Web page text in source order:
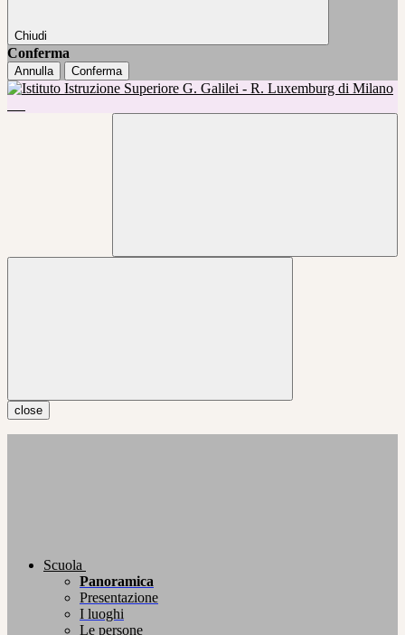
Chiudi
Conferma
Annulla Conferma
close
Scuola
Panoramica
Presentazione
I luoghi
Le persone